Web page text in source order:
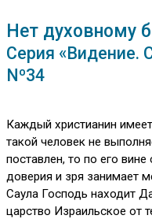
Нет духовному
Серия «Видение.
Nº34
Каждый христианин
такой человек не
поставлен, то по его
доверия и зря занимает
Саула Господь находит
царство Израильское от